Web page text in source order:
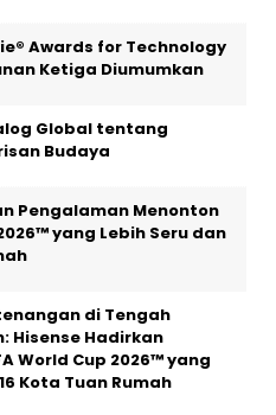
Awards for Technology
Ketiga Diumumkan
Global tentang
Budaya
Pengalaman Menonton
yang Lebih Seru dan
di Tengah
Hisense Hadirkan
World Cup 2026™ yang
Kota Tuan Rumah